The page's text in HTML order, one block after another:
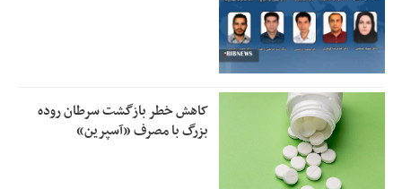
کاهش خطر بازگشت سرطان روده
بزرگ با مصرف «آسپرین»